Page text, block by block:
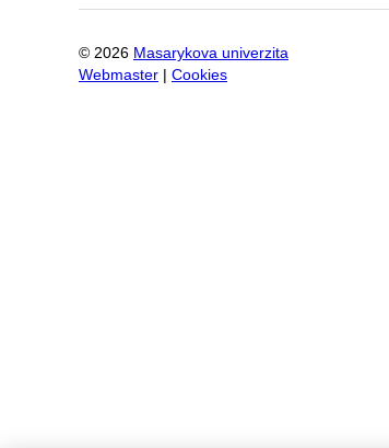
© 2026 Masarykova univerzita
Webmaster
Cookies